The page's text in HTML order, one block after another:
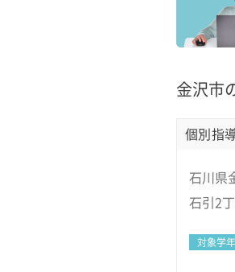
金沢市
個別指
石川県
石引2
対象学年